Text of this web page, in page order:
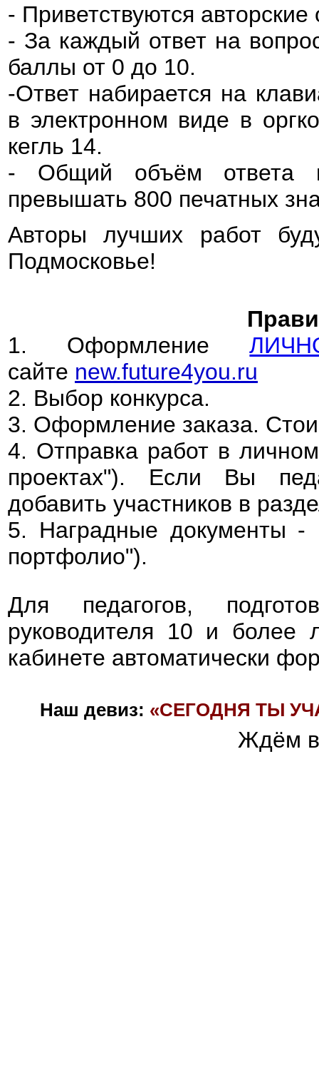
- Приветствуются
- За каждый ответ на
баллы от 0 до 10.
-Ответ набирается на
в электронном виде в
кегль 14.
- Общий объём ответа
превышать 800 печатных
Авторы лучших работ
Подмосковье!
1. Оформление
сайте new.future4you.ru
2. Выбор конкурса.
3. Оформление заказа.
4. Отправка работ в
проектах"). Если Вы
добавить участников в
5. Наградные документы -
портфолио").
Для педагогов,
руководителя 10 и более
кабинете автоматически
Наш девиз: «СЕГОДНЯ ТЫ
Ждём